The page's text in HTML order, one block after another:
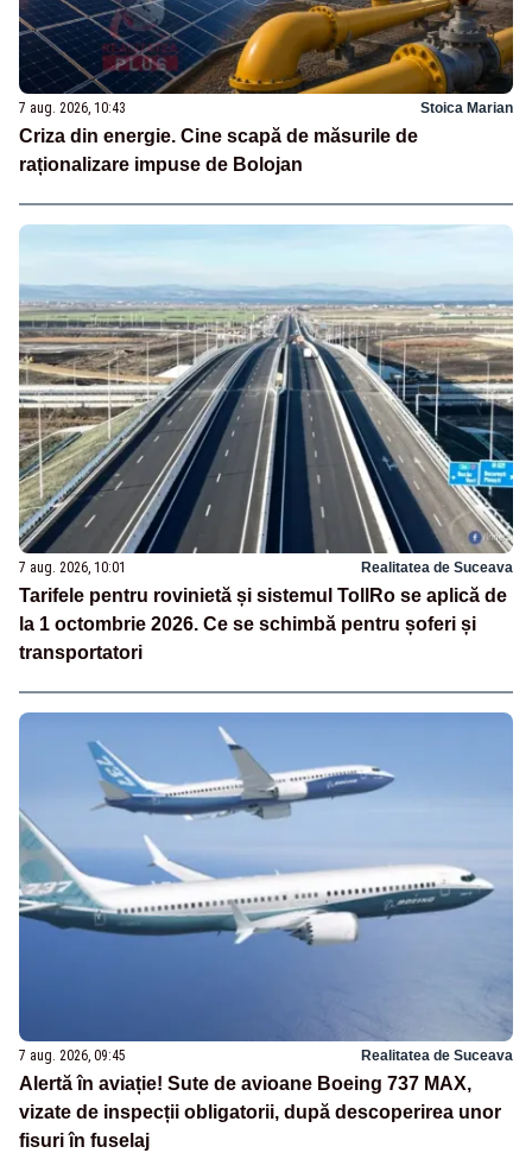
7 aug. 2026, 10:43 Stoica Marian
Criza din energie. Cine scapă de măsurile de
raționalizare impuse de Bolojan
7 aug. 2026, 10:01 Realitatea de Suceava
Tarifele pentru rovinietă și sistemul TollRo se aplică de
la 1 octombrie 2026. Ce se schimbă pentru șoferi și
transportatori
7 aug. 2026, 09:45 Realitatea de Suceava
Alertă în aviație! Sute de avioane Boeing 737 MAX,
vizate de inspecții obligatorii, după descoperirea unor
fisuri în fuselaj